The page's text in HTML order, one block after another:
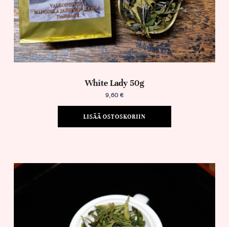
White Lady 50g
9,60 €
LISÄÄ OSTOSKORIIN